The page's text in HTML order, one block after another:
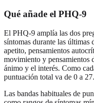
Qué añade el PHQ-9
El PHQ-9 amplía las dos
síntomas durante las últimas
apetito, pensamientos
movimiento y pensamientos
ánimo y el interés. Como
puntuación total va de 0 a 27.
Las bandas habituales de